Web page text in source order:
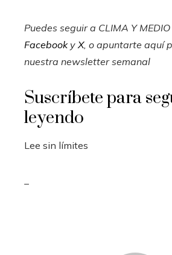
Puedes seguir a CLIMA Y
FacebookyX, o apuntarte aquí
nuestra newsletter semanal
Suscríbete para
leyendo
Lee sin límites